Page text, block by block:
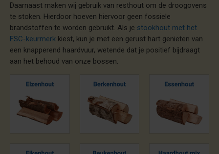
Daarnaast maken wij gebruik van resthout om de droogovens
te stoken. Hierdoor hoeven hiervoor geen fossiele
brandstoffen te worden gebruikt. Als je stookhout met het
FSC-keurmerk kiest, kun je met een gerust hart genieten van
een knapperend haardvuur, wetende dat je positief bijdraagt
aan het behoud van onze bossen.